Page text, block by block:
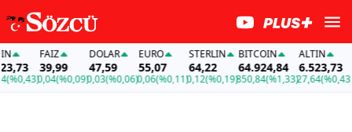
FAİZ
39,99
0,04(%0,09)
DOLAR
47,59
0,03(%0,06)
EURO
55,07
0,06(%0,11)
STERLIN
64,22
0,12(%0,19)
BITCOIN
64.924,84
850,84(%1,33)
ALTIN
6.523,73
27,64(%0,43)